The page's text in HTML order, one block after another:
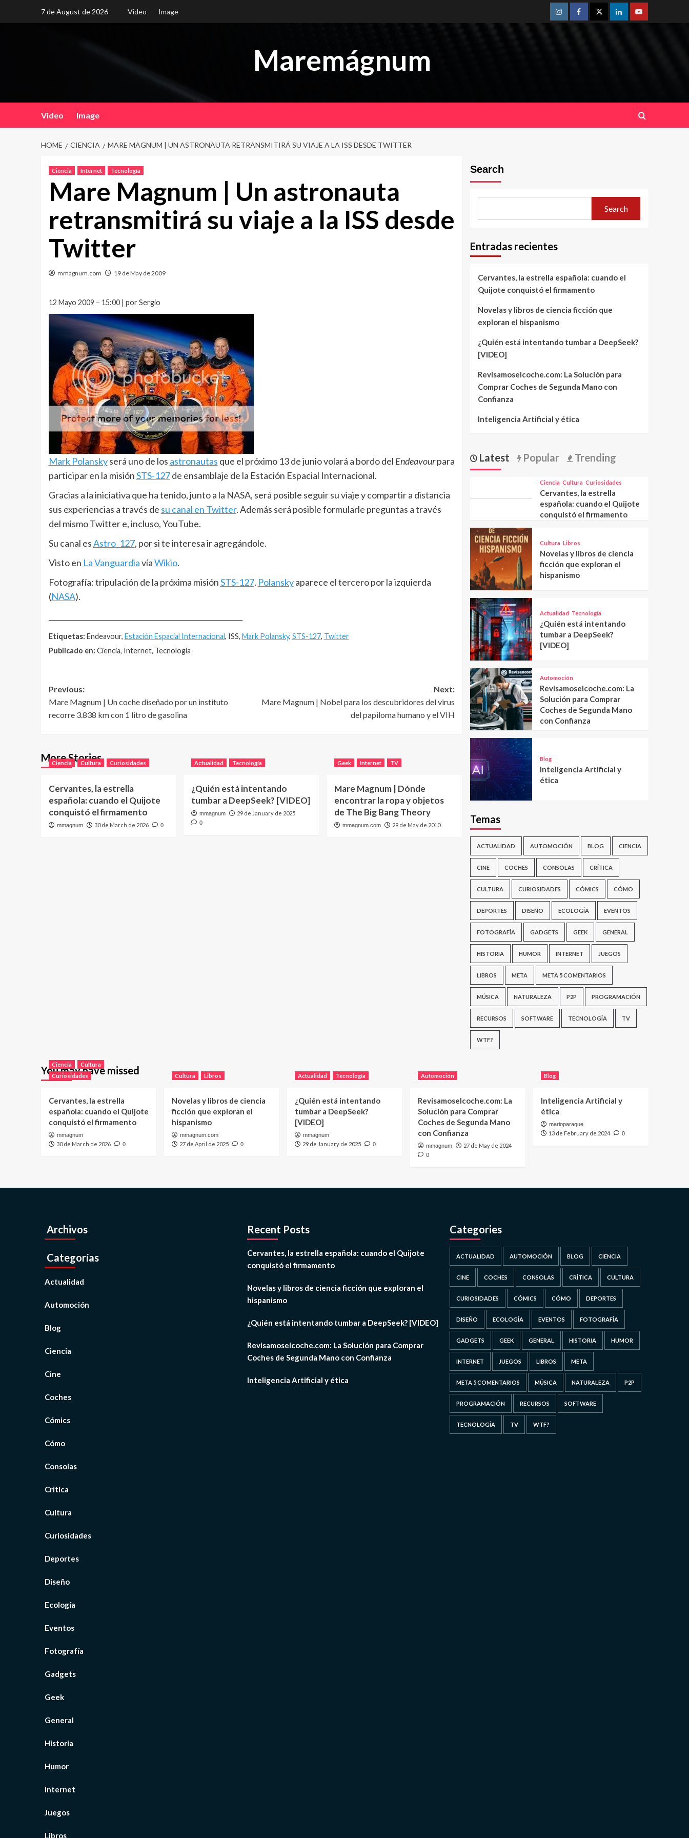
7 de August de 2026 Video Image
InstagramFacebookTwitterLinkedinYoutube
Maremágnum
Video Image
HOME CIENCIA MARE MAGNUM | UN ASTRONAUTA RETRANSMITIRÁ SU VIAJE A LA ISS DESDE TWITTER
Ciencia Internet Tecnología
Mare Magnum | Un astronauta
retransmitirá su viaje a la ISS desde
Twitter
mmagnum.com 19 de May de 2009
12 Mayo 2009 – 15:00 | por Sergio
Mark Polanskyserá uno de los astronautas que el próximo 13 de junio volará a bordo del Endeavourpara
participar en la misiónSTS-127de ensamblaje de la Estación Espacial Internacional.
Gracias a la iniciativa que ha tenido, junto a la NASA, será posible seguir su viaje y compartir a distancia
sus experiencias a través de su canal en Twitter. Además será posible formularle preguntas a través
del mismo Twitter e, incluso, YouTube.
Su canal esAstro_127, por si te interesa ir agregándole.
Visto en La VanguardiavíaWikio.
Fotografía: tripulación de la próxima misiónSTS-127. Polanskyaparece el tercero por la izquierda
(NASA).
Etiquetas: Endeavour, Estación Espacial Internacional, ISS, Mark Polansky, STS-127, Twitter
Publicado en: Ciencia, Internet, Tecnología
Post
navigation
Previous:
Mare Magnum | Un coche diseñado por un instituto
recorre 3.838 km con 1 litro de gasolina
Next:
Mare Magnum | Nobel para los descubridores del virus
del papiloma humano y el VIH
More Stories
Ciencia Cultura Curiosidades
Cervantes, la estrella
española: cuando el Quijote
conquistó el firmamento
mmagnum 30 de March de 2026 0
Actualidad Tecnología
¿Quién está intentando
tumbar a DeepSeek? [VIDEO]
mmagnum 29 de January de 2025
0
Geek Internet TV
Mare Magnum | Dónde
encontrar la ropa y objetos
de The Big Bang Theory
mmagnum.com 29 de May de 2010
Search
Search
Entradas recientes
Cervantes, la estrella española: cuando el
Quijote conquistó el firmamento
Novelas y libros de ciencia ficción que
exploran el hispanismo
¿Quién está intentando tumbar a DeepSeek?
[VIDEO]
Revisamoselcoche.com: La Solución para
Comprar Coches de Segunda Mano con
Confianza
Inteligencia Artificial y ética
Latest Popular Trending
Ciencia Cultura Curiosidades
Cervantes, la estrella
española: cuando el Quijote
conquistó el firmamento
Cultura Libros
Novelas y libros de ciencia
ficción que exploran el
hispanismo
Actualidad Tecnología
¿Quién está intentando
tumbar a DeepSeek?
[VIDEO]
Automoción
Revisamoselcoche.com: La
Solución para Comprar
Coches de Segunda Mano
con Confianza
Blog
Inteligencia Artificial y
ética
Temas
ACTUALIDAD AUTOMOCIÓN BLOG CIENCIA
CINE COCHES CONSOLAS CRÍTICA
CULTURA CURIOSIDADES CÓMICS CÓMO
DEPORTES DISEÑO ECOLOGÍA EVENTOS
FOTOGRAFÍA GADGETS GEEK GENERAL
HISTORIA HUMOR INTERNET JUEGOS
LIBROS META META 5 COMENTARIOS
MÚSICA NATURALEZA P2P PROGRAMACIÓN
RECURSOS SOFTWARE TECNOLOGÍA TV
WTF?
You may have missed
Ciencia
Cultura
Curiosidades
Cervantes, la estrella
española: cuando el Quijote
conquistó el firmamento
mmagnum
30 de March de 2026 0
Cultura Libros
Novelas y libros de ciencia
ficción que exploran el
hispanismo
mmagnum.com
27 de April de 2025 0
Actualidad Tecnología
¿Quién está intentando
tumbar a DeepSeek?
[VIDEO]
mmagnum
29 de January de 2025 0
Automoción
Revisamoselcoche.com: La
Solución para Comprar
Coches de Segunda Mano
con Confianza
mmagnum 27 de May de 2024
0
Blog
Inteligencia Artificial y
ética
marioparaque
13 de February de 2024 0
Archivos
Categorías
Actualidad
Automoción
Blog
Ciencia
Cine
Coches
Cómics
Cómo
Consolas
Crítica
Cultura
Curiosidades
Deportes
Diseño
Ecología
Eventos
Fotografía
Gadgets
Geek
General
Historia
Humor
Internet
Juegos
Libros
Recent Posts
Cervantes, la estrella española: cuando el Quijote
conquistó el firmamento
Novelas y libros de ciencia ficción que exploran el
hispanismo
¿Quién está intentando tumbar a DeepSeek? [VIDEO]
Revisamoselcoche.com: La Solución para Comprar
Coches de Segunda Mano con Confianza
Inteligencia Artificial y ética
Categories
ACTUALIDAD AUTOMOCIÓN BLOG CIENCIA
CINE COCHES CONSOLAS CRÍTICA CULTURA
CURIOSIDADES CÓMICS CÓMO DEPORTES
DISEÑO ECOLOGÍA EVENTOS FOTOGRAFÍA
GADGETS GEEK GENERAL HISTORIA HUMOR
INTERNET JUEGOS LIBROS META
META 5 COMENTARIOS MÚSICA NATURALEZA P2P
PROGRAMACIÓN RECURSOS SOFTWARE
TECNOLOGÍA TV WTF?